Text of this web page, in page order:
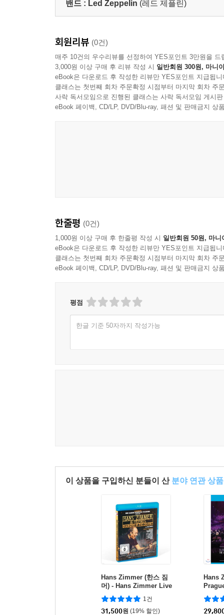
밴드 : Led Zeppelin (레드 제플린)
회원리뷰 (0건)
매주 10건의 우수리뷰를 선정하여 YES포인트 3만원을 드
3,000원 이상 구매 후 리뷰 작성 시 일반회원 300원, 마니
eBook은 다운로드 후 작성한 리뷰만 YES포인트 지급됩니
클래스는 첫번째 회차 주문확정 시점부터 마지막 회차 주
사락 독서모임으로 진행된 클래스는 사락 독서모임 게시
eBook 페이백, CD/LP, DVD/Blu-ray, 패션 및 판매금지 상
한줄평 (0건)
1,000원 이상 구매 후 한줄평 작성 시 일반회원 50원, 마니
eBook은 다운로드 후 작성한 리뷰만 YES포인트 지급됩니
클래스는 첫번째 회차 주문확정 시점부터 마지막 회차 주
eBook 페이백, CD/LP, DVD/Blu-ray, 패션 및 판매금지 상
평점
한글 기준 50자까지 작성가능
이 상품을 구입하신 분들이 산 분야 연관 상품
Hans Zimmer (한스 짐
머) - Hans Zimmer Live
- Diamond in the Deser
t
1건
31,500원 (19% 할인)
Hans
년 프
[블루